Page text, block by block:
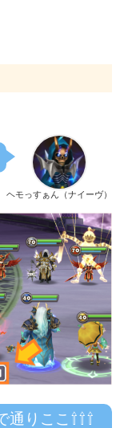
ヘモっすぁん（ナイーヴ）
通りここ⇧⇧⇧